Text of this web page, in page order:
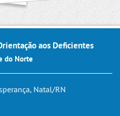
aos Deficientes
do Norte
Natal/RN